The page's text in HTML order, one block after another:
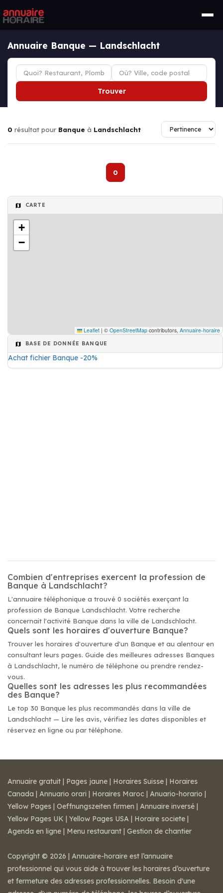
Annuaire Banque — Landschlacht
Trouver
0 résultat pour Banque à Landschlacht
0
CARTE
+
−
Leaflet | © OpenStreetMap contributors, Annuaire-horaire
BASE DE DONNÉE BANQUE
Achat fichier Banque -20%
Combien d'entreprises exercent la profession de
Banque à Landschlacht?
L'annuaire téléphonique a trouvé 0 sociétés exerçant la
profession de Banque Landschlacht. Votre recherche
concernait l'activité Banque dans la ville de Landschlacht.
Quels sont les horaires d'ouverture Banque?
Trouver les horaires d'ouverture d'un Banque et au alentour en
consultant leurs pages. Guide des meilleures adresses Banques
à Landschlacht, le numéro de téléphone ou prendre rendez-
vous.
Quelles sont les adresses les plus recommandées
des Banque?
Le top 30 Banque les plus recommandés dans la ville de
Landschlacht — Lire les avis, vérifiez les dates disponibles et
réservez en ligne ou par téléphone.
Annuaire gratuit | Pages jaune | Horaires Suisse | Horaires
Canada | Annuario orari | Horaires Maroc | Anuario-horario |
Yellow Pages | Oeffnungszeiten firmen | Annuaire inversé |
Yellow Pages UK | Yellow Pages USA | Horaire societe |
Agenda en ligne | Menu restaurant | Gestion de chantier
Copyright © 2026 | Annuaire-horaire est l’annuaire
professionnel qui vous aide à trouver les horaires d’ouverture
et fermeture des adresses professionnelles. Besoin d'une